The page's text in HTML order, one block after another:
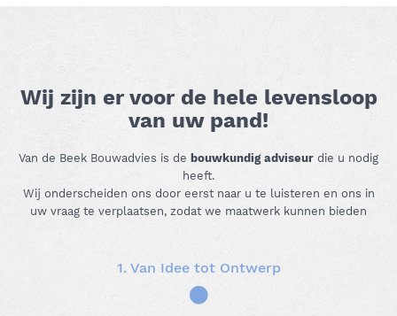
Wij zijn er voor de hele levensloop
van uw pand!
Van de Beek Bouwadvies is de bouwkundig adviseur die u nodig
heeft.
Wij onderscheiden ons door eerst naar u te luisteren en ons in
uw vraag te verplaatsen, zodat we maatwerk kunnen bieden
1. Van Idee tot Ontwerp